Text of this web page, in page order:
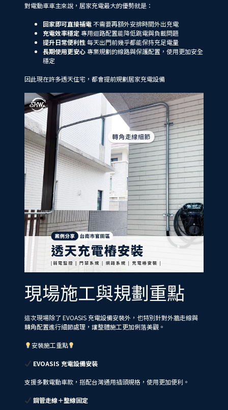
對電動車車主來說，居家充電最大的優勢就是：
回家即可直接補電不需要再額外安排時間外出充電
充電效率穩定專用迴路配置能降低跳電與負載問題
提升日常便利性每天出門前幾乎都能保持充足電量
長期使用更安心專業規劃的線路與保護配置，使用更加安全
穩定
因此現在許多透天住宅，都會提前規劃居家充電設備
現場施工與規劃重點
這次現場除了 EVOASIS 充電設備安裝外，也特別針對外牆走線與
轉角配置進行細節處理，讓整體施工更加俐落美觀。
安裝施工重點
EVOASIS 充電設備安裝
支援多數電動車款，搭配台灣通用插頭規格，使用更加便利。
鋼管走線＋整線固定